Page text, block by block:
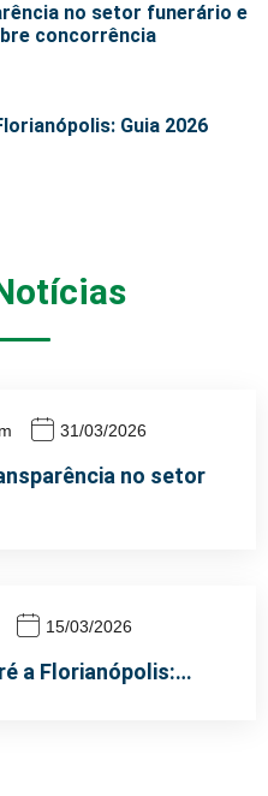
no setor funerário e
concorrência
Guia 2026
31/03/2026
no setor
15/03/2026
a Florianópolis:…